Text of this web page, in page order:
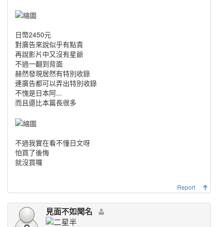
日幣2450元
對廣告來說似乎有點貴
再說影片中又沒有星爺
不過一翻到背面
赫然發現居然有特別收錄
連廣告都可以弄出特別收錄
不愧是日本阿...
而且還比本篇長很多
不過我實在看不懂日文呀
怕買了後悔
就沒買囉
Report
見面不如聞名